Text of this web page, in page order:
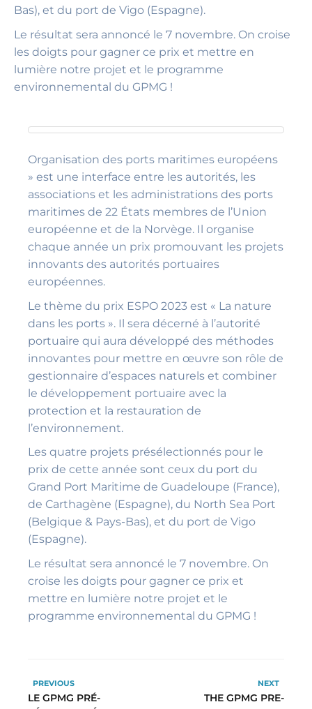
Bas), et du port de Vigo (Espagne).
Le résultat sera annoncé le 7 novembre. On croise
les doigts pour gagner ce prix et mettre en
lumière notre projet et le programme
environnemental du GPMG !
Organisation des ports maritimes européens
» est une interface entre les autorités, les
associations et les administrations des ports
maritimes de 22 États membres de l’Union
européenne et de la Norvège. Il organise
chaque année un prix promouvant les projets
innovants des autorités portuaires
européennes.
Le thème du prix ESPO 2023 est « La nature
dans les ports ». Il sera décerné à l’autorité
portuaire qui aura développé des méthodes
innovantes pour mettre en œuvre son rôle de
gestionnaire d’espaces naturels et combiner
le développement portuaire avec la
protection et la restauration de
l’environnement.
Les quatre projets présélectionnés pour le
prix de cette année sont ceux du port du
Grand Port Maritime de Guadeloupe (France),
de Carthagène (Espagne), du North Sea Port
(Belgique & Pays-Bas), et du port de Vigo
(Espagne).
Le résultat sera annoncé le 7 novembre. On
croise les doigts pour gagner ce prix et
mettre en lumière notre projet et le
programme environnemental du GPMG !
PREVIOUS
LE GPMG PRÉ-
NEXT
THE GPMG PRE-